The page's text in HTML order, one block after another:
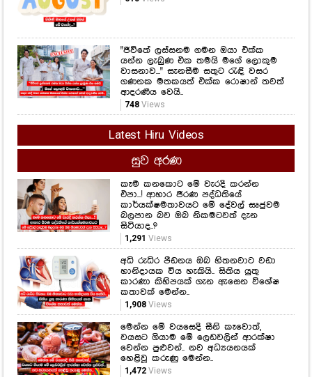
"ජීවිතේ ලස්සනම ගමන ඔයා එක්ක
යන්න ලැබුණ එක තමයි මගේ ලොකුම
වාසනාව..." සැනසීම සතුට රැඳි වසර
ගණනක මතකයත් එක්ක රොෂාන් තවත්
ආදරණීය වෙයි..
748Views
Latest Hiru Videos
සුව අරණ
කෑම කනකොට මේ වැරදි කරන්න
එපා...! ආහාර ජීරණ පද්ධතියේ
කාර්යක්ෂමතාවයට මේ දේවල් සෘජුවම
බලපාන බව ඔබ නිකමටවත් දැන
සිටියාද..?
1,291 Views
අධි රුධිර පීඩනය ඔබ හිතනවාට වඩා
හානිදායක විය හැකියි.. සිතිය යුතු
කාරණා කිහිපයක් ගැන ඇසෙන විශේෂ
කතාවක් මෙන්න..
1,908Views
මෙන්න මේ වයසෙදි සීනි කෑවොත්,
වයසට ගියාම මේ ලෙඩවලින් ආරක්ෂා
වෙන්න පුළුවන්.. නව අධ්‍යයනයක්
හෙළිවූ කරුණු මෙන්න..
1,472Views